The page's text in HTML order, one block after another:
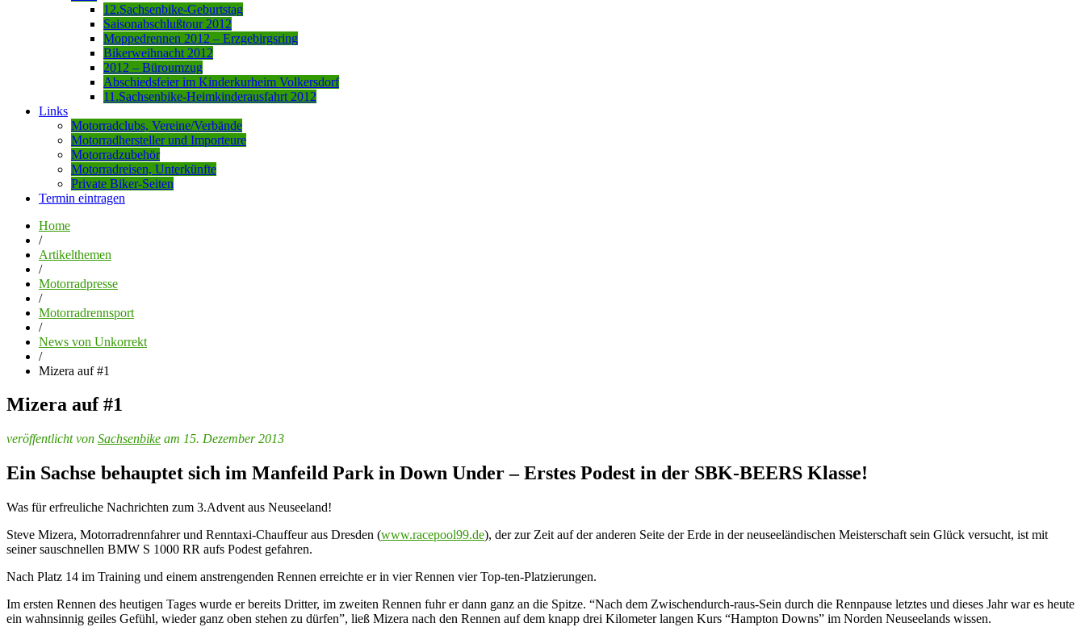
12.Sachsenbike-Geburtstag
Saisonabschlußtour 2012
Moppedrennen 2012 – Erzgebirgsring
Bikerweihnacht 2012
2012 – Büroumzug
Abschiedsfeier im Kinderkurheim Volkersdorf
11.Sachsenbike-Heimkinderausfahrt 2012
Links
Motorradclubs, Vereine/Verbände
Motorradhersteller und Importeure
Motorradzubehör
Motorradreisen, Unterkünfte
Private Biker-Seiten
Termin eintragen
Home
/
Artikelthemen
/
Motorradpresse
/
Motorradrennsport
/
News von Unkorrekt
/
Mizera auf #1
Mizera auf #1
veröffentlicht von Sachsenbike am 15. Dezember 2013
Ein Sachse behauptet sich im Manfeild Park in Down Under – Erstes Podest in der SBK-BEERS Klasse!
Was für erfreuliche Nachrichten zum 3.Advent aus Neuseeland!
Steve Mizera, Motorradrennfahrer und Renntaxi-Chauffeur aus Dresden (www.racepool99.de), der zur Zeit auf der anderen Seite der Erde in der neuseeländischen Meisterschaft sein Glück versucht, ist mit
seiner sauschnellen BMW S 1000 RR aufs Podest gefahren.
Nach Platz 14 im Training und einem anstrengenden Rennen erreichte er in vier Rennen vier Top-ten-Platzierungen.
Im ersten Rennen des heutigen Tages wurde er bereits Dritter, im zweiten Rennen fuhr er dann ganz an die Spitze. “Nach dem Zwischendurch-raus-Sein durch die Rennpause letztes und dieses Jahr war es heute
ein wahnsinnig geiles Gefühl, wieder ganz oben stehen zu dürfen”, ließ Mizera nach den Rennen auf dem knapp drei Kilometer langen Kurs “Hampton Downs” im Norden Neuseelands wissen.